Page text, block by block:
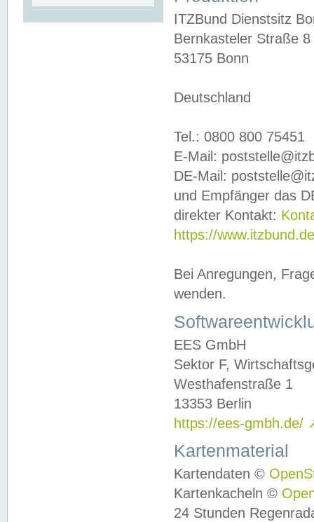
ITZBund Dienstsitz
Bernkasteler Straße 8
53175 Bonn
Deutschland
Tel.: 0800 800 75451
E-Mail:
DE-Mail:
und Empfänger das
direkter Kontakt:
https://
Bei Anregungen,
wenden.
EES GmbH
Sektor F,
Westhafenstraße 1
13353 Berlin
https://ees-gmbh.de/
Kartenmaterial
Kartendaten ©
Kartenkacheln ©
24 Stunden